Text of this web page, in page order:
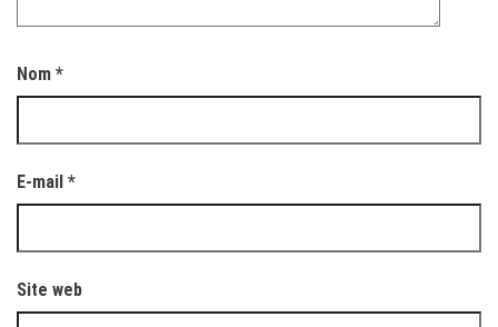
Nom *
E-mail *
Site web